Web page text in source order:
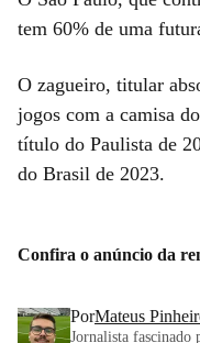
tem 60% de uma
O zagueiro, titular
jogos com a camisa
título do Paulista de
do Brasil de 2023.
Confira o anúncio da
PorMateus
Jornalista fascinado